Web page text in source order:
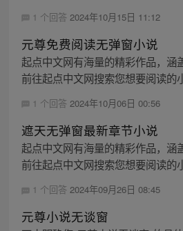
1 个回答 2024年10月15日 11:12
元尊免费阅读无弹窗小说
起点中文网有海量的精彩作品，涵
前往起点中文网搜索您想要阅读的
1 个回答 2024年10月06日 00:56
遮天无弹窗最新章节小说
起点中文网有海量的精彩作品，涵
前往起点中文网搜索您想要阅读的
1 个回答 2024年09月26日 08:45
元尊小说无谈窗